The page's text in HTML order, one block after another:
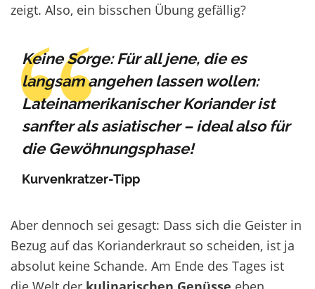
zeigt. Also, ein bisschen Übung gefällig?
Keine Sorge: Für all jene, die es
langsam angehen lassen wollen:
Lateinamerikanischer Koriander ist
sanfter als asiatischer – ideal also für
die Gewöhnungsphase!
Kurvenkratzer-Tipp
Aber dennoch sei gesagt: Dass sich die Geister in
Bezug auf das Korianderkraut so scheiden, ist ja
absolut keine Schande. Am Ende des Tages ist